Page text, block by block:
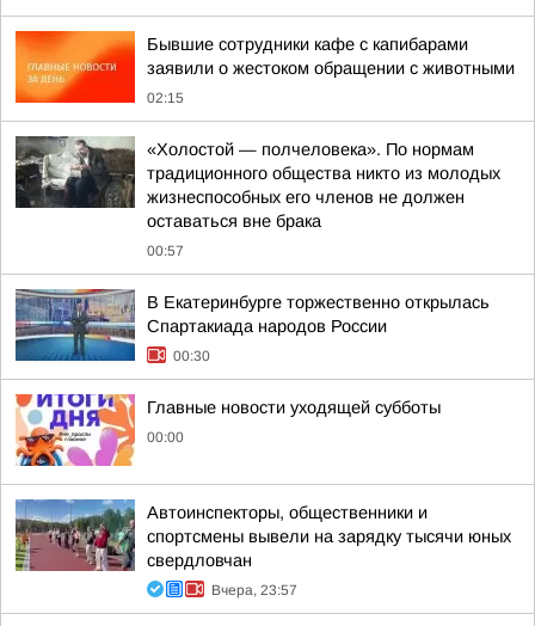
Бывшие сотрудники кафе с капибарами
заявили о жестоком обращении с животными
02:15
«Холостой — полчеловека». По нормам
традиционного общества никто из молодых
жизнеспособных его членов не должен
оставаться вне брака
00:57
В Екатеринбурге торжественно открылась
Спартакиада народов России
00:30
Главные новости уходящей субботы
00:00
Автоинспекторы, общественники и
спортсмены вывели на зарядку тысячи юных
свердловчан
Вчера, 23:57